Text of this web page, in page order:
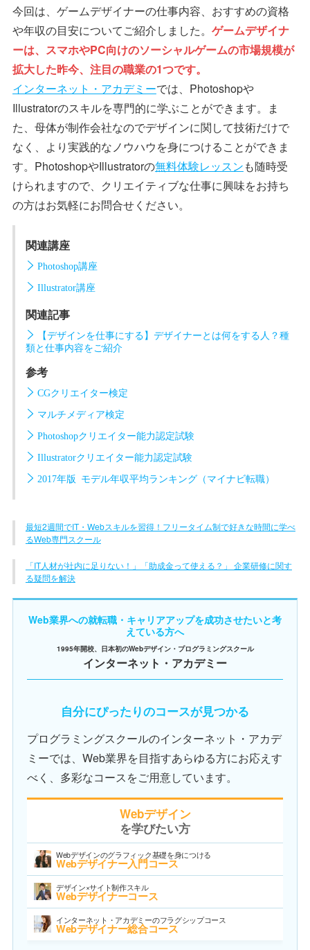
今回は、ゲームデザイナーの仕事内容、おすすめの資格
や年収の目安についてご紹介しました。 ゲームデザイナ
ーは、スマホやPC向けのソーシャルゲームの市場規模が
拡大した昨今、注目の職業の1つです。
インターネット・アカデミーでは、Photoshopや
Illustratorのスキルを専門的に学ぶことができます。ま
た、母体が制作会社なのでデザインに関して技術だけで
なく、より実践的なノウハウを身につけることができま
す。PhotoshopやIllustratorの無料体験レッスンも随時受
けられますので、クリエイティブな仕事に興味をお持ち
の方はお気軽にお問合せください。
関連講座
Photoshop講座
Illustrator講座
関連記事
【デザインを仕事にする】デザイナーとは何をする人？種
類と仕事内容をご紹介
参考
CGクリエイター検定
マルチメディア検定
Photoshopクリエイター能力認定試験
Illustratorクリエイター能力認定試験
2017年版 モデル年収平均ランキング（マイナビ転職）
最短2週間でIT・Webスキルを習得！フリータイム制で好きな時間に学べ
るWeb専門スクール
「IT人材が社内に足りない！」「助成金って使える？」 企業研修に関す
る疑問を解決
Web業界への就転職・キャリアアップを成功させたいと考
えている方へ
1995年開校、日本初のWebデザイン・プログラミングスクール
インターネット・アカデミー
自分にぴったりのコースが見つかる
プログラミングスクールのインターネット・アカデ
ミーでは、Web業界を目指すあらゆる方にお応えす
べく、多彩なコースをご用意しています。
Webデザイン
を学びたい方
Webデザインのグラフィック基礎を身につける
Webデザイナー入門コース
デザイン×サイト制作スキル
Webデザイナーコース
インターネット・アカデミーのフラグシップコース
Webデザイナー総合コース